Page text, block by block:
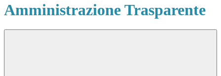
Amministrazione Trasparente